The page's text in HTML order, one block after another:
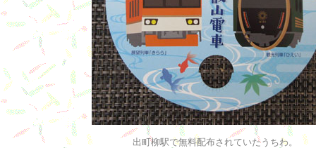
出町柳駅で無料配布されていたうちわ。